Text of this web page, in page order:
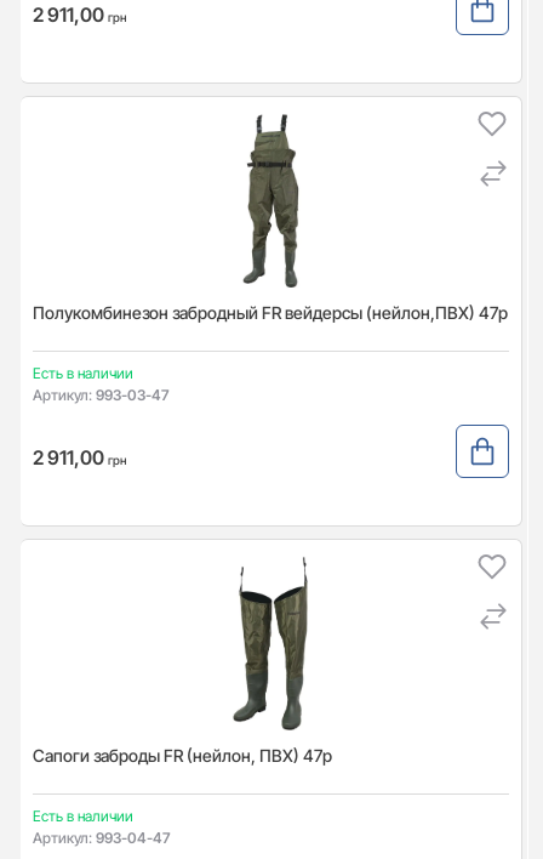
2 911,00 грн
Полукомбинезон забродный FR вейдерсы (нейлон,ПВХ) 47р
Есть в наличии
Артикул: 993-03-47
2 911,00 грн
Сапоги заброды FR (нейлон, ПВХ) 47р
Есть в наличии
Артикул: 993-04-47